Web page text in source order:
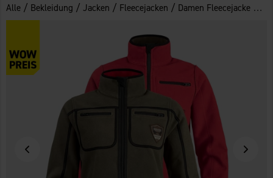
Alle / Bekleidung /Jacken / Fleecejacken / Damen Fleecejacke Mittådalen